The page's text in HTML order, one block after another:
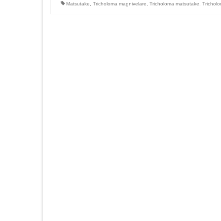
Matsutake Tricholoma magnivelare Tricholoma matsutake